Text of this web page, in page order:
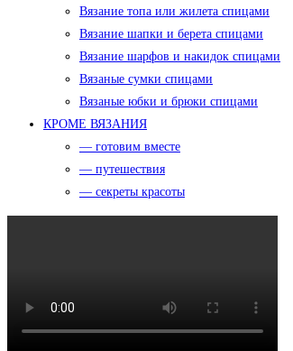
Вязание топа или жилета спицами
Вязание шапки и берета спицами
Вязание шарфов и накидок спицами
Вязаные сумки спицами
Вязаные юбки и брюки спицами
КРОМЕ ВЯЗАНИЯ
— готовим вместе
— путешествия
— секреты красоты